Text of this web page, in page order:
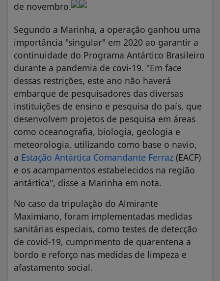
de novembro.
Segundo a Marinha, a operação ganhou uma
importância "singular" em 2020 ao garantir a
continuidade do Programa Antártico Brasileiro
durante a pandemia de covi-19. "Em face
dessas restrições, este ano não haverá
embarque de pesquisadores das diversas
instituições de ensino e pesquisa do país, que
desenvolvem projetos de pesquisa em áreas
como oceanografia, biologia, geologia e
meteorologia, utilizando como base o navio,
a Estação Antártica Comandante Ferraz (EACF)
e os acampamentos estabelecidos na região
antártica", disse a Marinha em nota.
No caso da tripulação do Almirante
Maximiano, foram implementadas medidas
sanitárias especiais, como testes de detecção
de covid-19, cumprimento de quarentena a
bordo e reforço nas medidas de limpeza e
afastamento social.